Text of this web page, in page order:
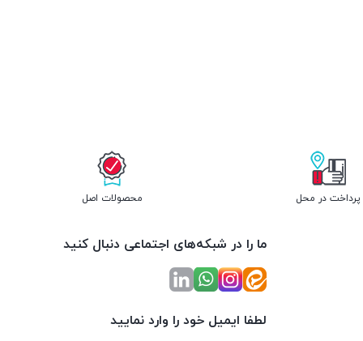
پرداخت در محل محصولات اصل
ما را در شبکه‌های اجتماعی دنبال کنید
لطفا ایمیل خود را وارد نمایید